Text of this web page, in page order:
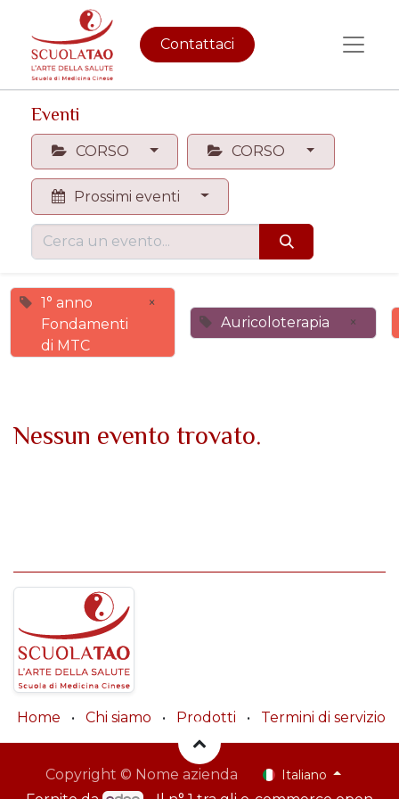
Contattaci
Eventi
CORSO CORSO
Prossimi eventi
1° anno
Fondamenti
di MTC
×
Auricoloterapia
×
Nessun evento trovato.
Home • Chi siamo • Prodotti • Termini di servizio
Copyright © Nome azienda Italiano